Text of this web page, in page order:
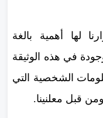
لها أهمية بالغة
في هذه الوثيقة
الشخصية التي
قبل معلنينا.